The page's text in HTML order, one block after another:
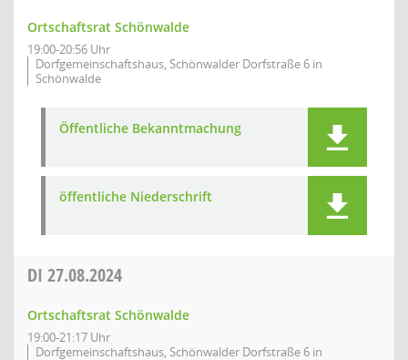
Ortschaftsrat Schönwalde
19:00-20:56 Uhr
Dorfgemeinschaftshaus, Schönwalder Dorfstraße 6 in
Schönwalde
Öffentliche Bekanntmachung
öffentliche Niederschrift
DI 27.08.2024
Ortschaftsrat Schönwalde
19:00-21:17 Uhr
Dorfgemeinschaftshaus, Schönwalder Dorfstraße 6 in